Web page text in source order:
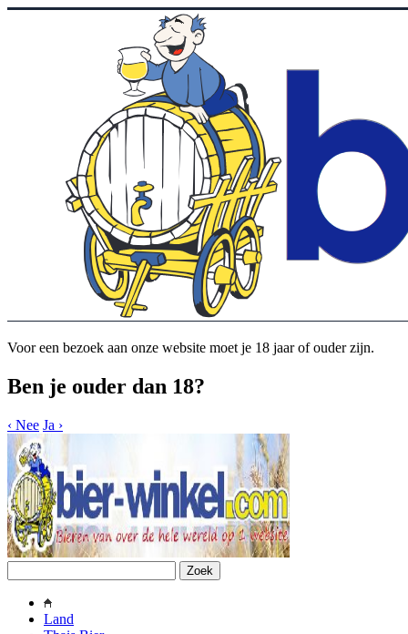
Voor een bezoek aan onze website moet je 18 jaar of ouder zijn.
Ben je ouder dan 18?
‹ Nee Ja ›
Land